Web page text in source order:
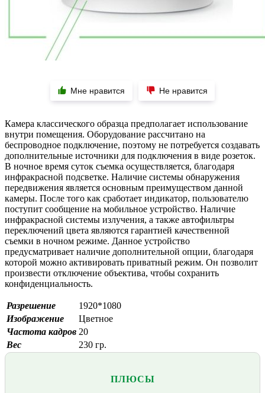
Мне нравится Не нравится
Камера классического образца предполагает использование
внутри помещения. Оборудование рассчитано на
беспроводное подключение, поэтому не потребуется создавать
дополнительные источники для подключения в виде розеток.
В ночное время суток съемка осуществляется, благодаря
инфракрасной подсветке. Наличие системы обнаружения
передвижения является основным преимуществом данной
камеры. После того как сработает индикатор, пользователю
поступит сообщение на мобильное устройство. Наличие
инфракрасной системы излучения, а также автофильтры
переключений цвета являются гарантией качественной
съемки в ночном режиме. Данное устройство
предусматривает наличие дополнительной опции, благодаря
которой можно активировать приватный режим. Он позволит
произвести отключение объектива, чтобы сохранить
конфиденциальность.
Разрешение
1920*1080
Изображение
Цветное
Частота кадров 20
Вес
230 гр.
ПЛЮСЫ